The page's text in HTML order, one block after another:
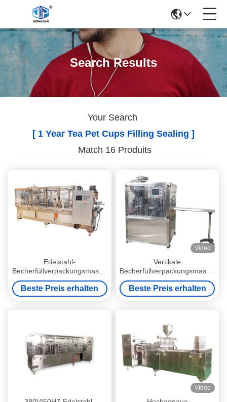
Search Results
Your Search
[ 1 Year Tea Pet Cups Filling Sealing ]
Match 16 Produits
Edelstahl-
Becherfüllverpackungsmaschine
für PET-Teebecher
Beste Preis erhalten
Video
Vertikale
Becherfüllverpackungsmaschine
1-50 ml Füllbereich
Beste Preis erhalten
Video